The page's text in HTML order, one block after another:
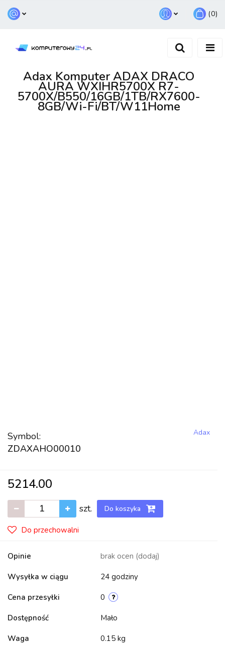
Zarejestruj się
(0)
Adax Komputer ADAX DRACO
AURA WXIHR5700X R7-
5700X/B550/16GB/1TB/RX7600-
8GB/Wi-Fi/BT/W11Home
Symbol:
ZDAXAHO00010
Adax
5214.00
szt. Do koszyka
Do przechowalni
Opinie brak ocen (dodaj)
Wysyłka w ciągu 24 godziny
Cena przesyłki 0
Dostępność Mało
Waga 0.15 kg